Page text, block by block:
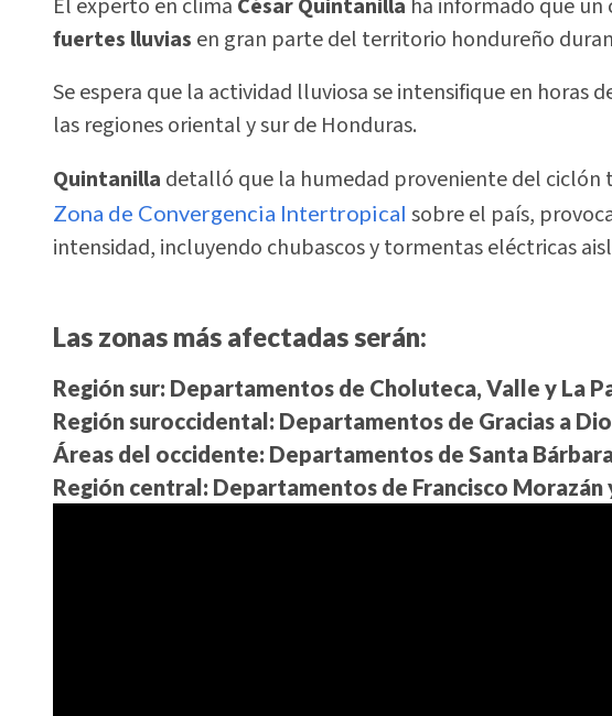
El experto en clima César Quintanilla ha informado que
fuertes lluvias en gran parte del territorio hondureño
Se espera que la actividad lluviosa se intensifique en horas
las regiones oriental y sur de Honduras.
Quintanilla detalló que la humedad proveniente del ciclón
Zona de Convergencia Intertropical sobre el país,
intensidad, incluyendo chubascos y tormentas eléctricas
Las zonas más afectadas serán:
Región sur: Departamentos de Choluteca, Valle y La
Región suroccidental: Departamentos de Gracias a
Áreas del occidente: Departamentos de Santa
Región central: Departamentos de Francisco Morazán